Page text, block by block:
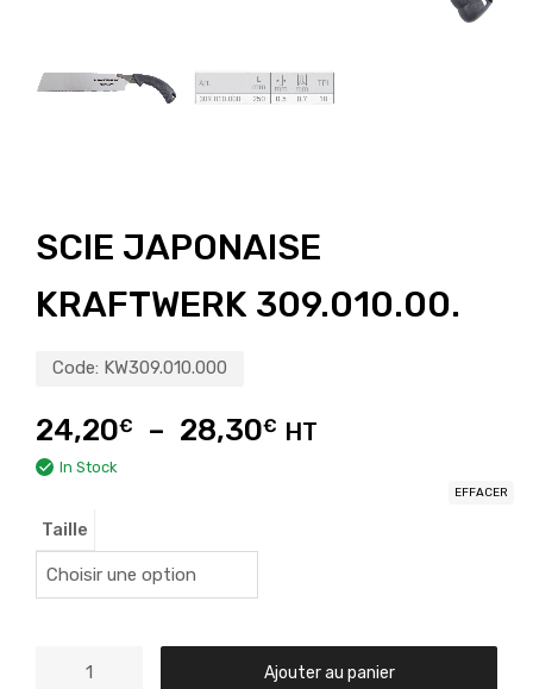
SCIE JAPONAISE
KRAFTWERK 309.010.00.
Code: KW309.010.000
24,20€ – 28,30€ HT
In Stock
Taille
EFFACER
Ajouter au panier